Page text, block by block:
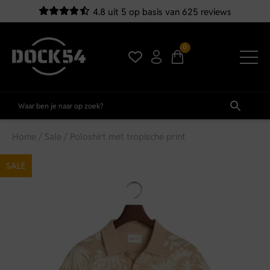
4.8 uit 5 op basis van 625 reviews
0
Home / Sale / Poloshirt met tropische print
SALE